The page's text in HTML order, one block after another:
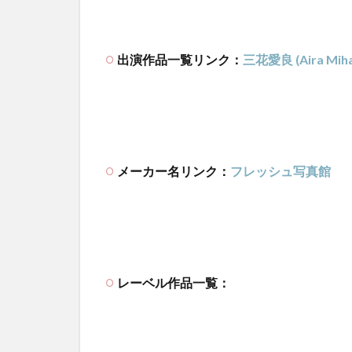
出演作品一覧リンク： 三花愛良 (Aira
メーカー名リンク： フレッシュ写真館
レーベル作品一覧：